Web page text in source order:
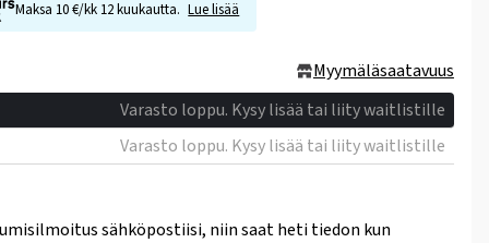
Maksa 10 €/kk 12 kuukautta. Lue lisää
Myymäläsaatavuus
Varasto loppu. Kysy lisää tai liity waitlistille
Varasto loppu. Kysy lisää tai liity waitlistille
sähköpostiisi, niin saat heti tiedon kun